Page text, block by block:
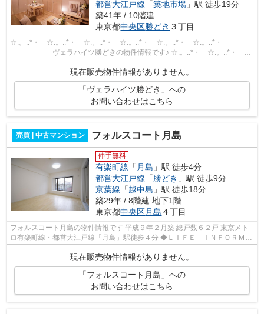
都営大江戸線 「築地市場 」駅 徒歩19分
築41年 / 10階建
東京都中央区勝どき ３丁目
☆.。.:*・ ☆.。.:*・ ☆.。.:*・ ☆.。.:*・ ☆.。.:*・ ☆.。.:*・
ヴェラハイツ勝どきの物件情報です♪ ☆.。.:*・ ☆.。.:*・
現在販売物件情報がありません。
「ヴェラハイツ勝どき」への
お問い合わせはこちら
売買 | 中古マンション フォルスコート月島
仲手無料
有楽町線 「 月島 」駅 徒歩4分
都営大江戸線 「 勝どき 」駅 徒歩9分
京葉線 「越中島 」駅 徒歩18分
築29年 / 8階建 地下1階
東京都中央区月島 ４丁目
フォルスコート月島の物件情報です 平成９年２月築 総戸数６２戸 東京メト
ロ有楽町線・都営大江戸線「月島」駅徒歩４分 ◆ＬＩＦＥ ＩＮＦＯＲＭＡ
現在販売物件情報がありません。
「フォルスコート月島」への
お問い合わせはこちら